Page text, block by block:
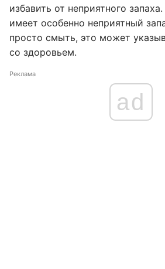
избавить от неприятного
имеет особенно неприятный
просто смыть, это может
со здоровьем.
Реклама
ad